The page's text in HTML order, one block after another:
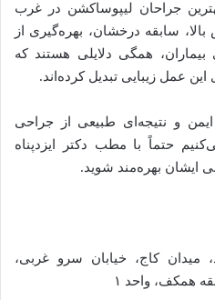
جراحان لیپوساکشن در غرب
سابقه درخشان، بهره‌گیری از
همگی دلایلی هستند که
عمل زیبایی تبدیل کرده‌اند.
ایمن و نتیجه‌ای طبیعی از جراحی
حتماً با مطب دکتر ایزدپناه
ایشان بهره‌مند شوید.
میدان کاج، خیابان سرو غربی،